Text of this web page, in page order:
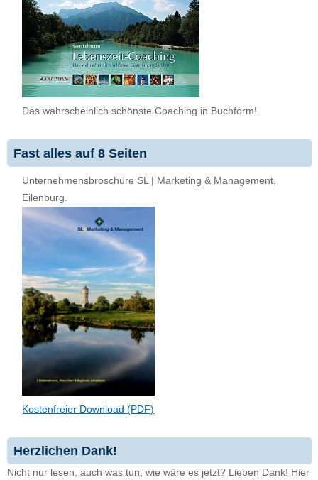
Das wahrscheinlich schönste Coaching in Buchform!
Fast alles auf 8 Seiten
Unternehmensbroschüre SL | Marketing & Management,
Eilenburg.
Kostenfreier Download (PDF)
Herzlichen Dank!
Nicht nur lesen, auch was tun, wie wäre es jetzt? Lieben Dank! Hier